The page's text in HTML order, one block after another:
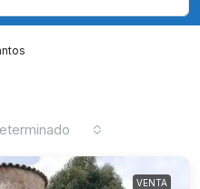
VENTA